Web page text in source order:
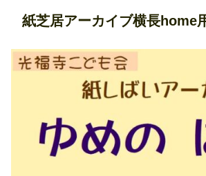
紙芝居アーカイブ横長home